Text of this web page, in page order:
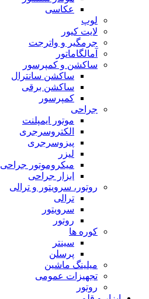
عکاسی
لوپ
لایت کیور
جرمگیر و واترجت
آمالگاماتور
ساکشن و کمپرسور
ساکشن سانترال
ساکشن برقی
کمپرسور
جراحی
موتور ایمپلنت
الکتروسرجری
پیزوسرجری
لیزر
میکروموتور جراحی
ابزار جراحی
روتور، سرویتور و ترالی
ترالی
سرویتور
روتور
کوره ها
سینتر
پرسلن
میلینگ ماشین
تجهیزات عمومی
روتور